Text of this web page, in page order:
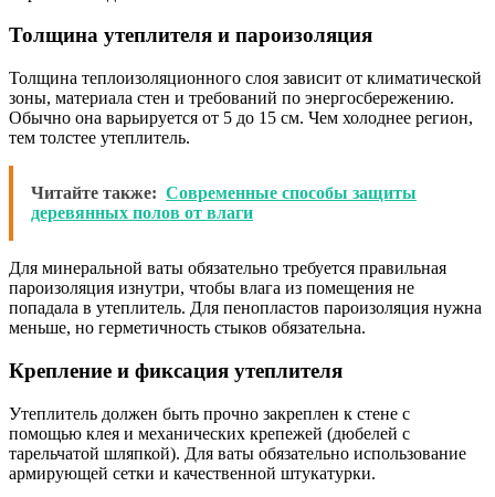
Толщина утеплителя и пароизоляция
Толщина теплоизоляционного слоя зависит от климатической
зоны, материала стен и требований по энергосбережению.
Обычно она варьируется от 5 до 15 см. Чем холоднее регион,
тем толстее утеплитель.
Читайте также: Современные способы защиты
деревянных полов от влаги
Для минеральной ваты обязательно требуется правильная
пароизоляция изнутри, чтобы влага из помещения не
попадала в утеплитель. Для пенопластов пароизоляция нужна
меньше, но герметичность стыков обязательна.
Крепление и фиксация утеплителя
Утеплитель должен быть прочно закреплен к стене с
помощью клея и механических крепежей (дюбелей с
тарельчатой шляпкой). Для ваты обязательно использование
армирующей сетки и качественной штукатурки.